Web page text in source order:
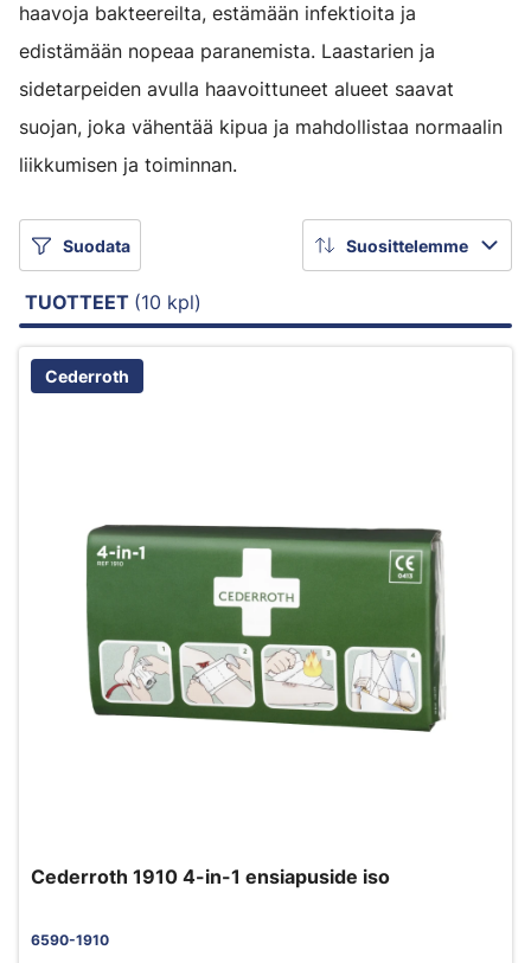
haavoja bakteereilta, estämään infektioita ja
edistämään nopeaa paranemista. Laastarien ja
sidetarpeiden avulla haavoittuneet alueet saavat
suojan, joka vähentää kipua ja mahdollistaa normaalin
liikkumisen ja toiminnan.
Suodata Suosittelemme
TUOTTEET (10 kpl)
Cederroth
Cederroth 1910 4-in-1 ensiapuside iso
6590-1910